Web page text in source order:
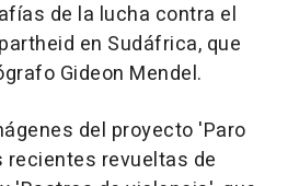
de la lucha contra el
en Sudáfrica, que
Gideon Mendel.
del proyecto 'Paro
recientes revueltas de